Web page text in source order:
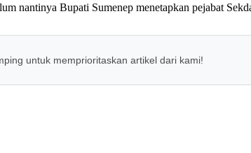
nantinya Bupati Sumenep menetapkan pejabat
untuk memprioritaskan artikel dari kami!